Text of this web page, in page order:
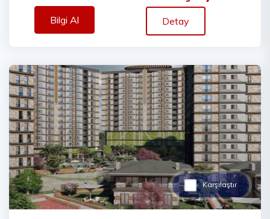
Bilgi Al Detay
Karşılaştır